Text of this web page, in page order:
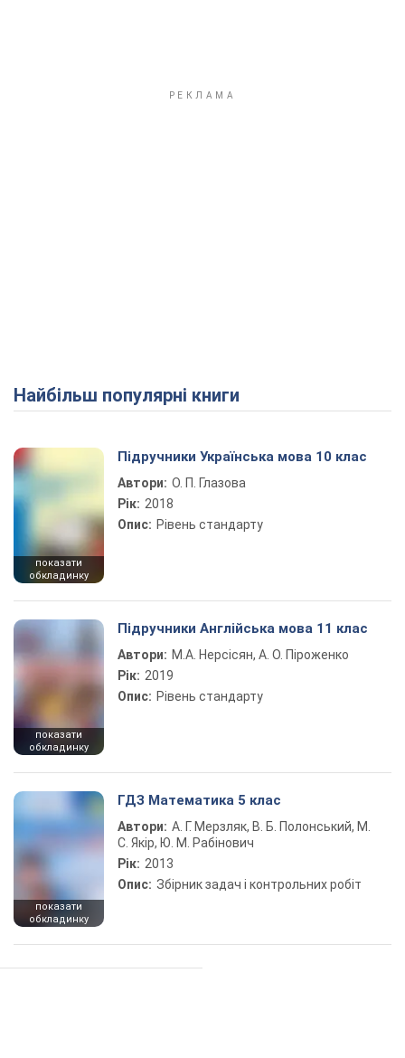
Найбільш популярні книги
показати
обкладинку
Підручники Українська мова 10 клас
Автори: О. П. Глазова
Рік: 2018
Опис: Рівень стандарту
показати
обкладинку
Підручники Англійська мова 11 клас
Автори: М.А. Нерсісян, А. О. Піроженко
Рік: 2019
Опис: Рівень стандарту
показати
обкладинку
ГДЗ Математика 5 клас
Автори: А. Г. Мерзляк, В. Б. Полонський, М.
С. Якір, Ю. М. Рабінович
Рік: 2013
Опис: Збірник задач і контрольних робіт